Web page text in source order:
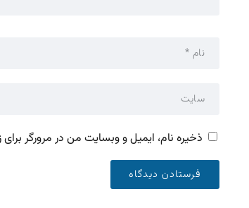
ذخیره نام، ایمیل و وبسایت من در مرورگر